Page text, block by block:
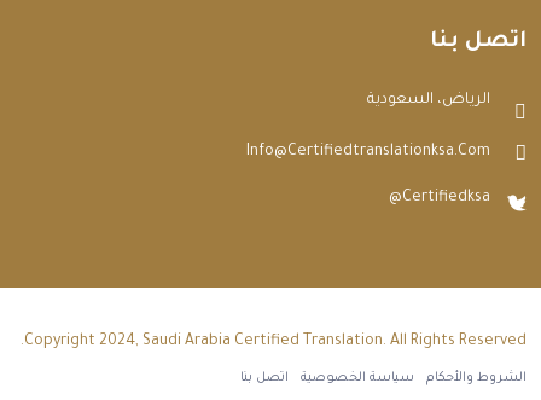
اتصل بنا
الرياض، السعودية
Info@certifiedtranslationksa.com
@certifiedksa
Copyright 2024, Saudi Arabia Certified Translation. All Rights Reserved.
الشروط والأحكام سياسة الخصوصية اتصل بنا